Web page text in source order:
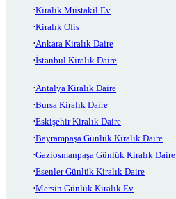
Kiralık Müstakil Ev
Kiralık Ofis
Ankara Kiralık Daire
İstanbul Kiralık Daire
Antalya Kiralık Daire
Bursa Kiralık Daire
Eskişehir Kiralık Daire
Bayrampaşa Günlük Kiralık Daire
Gaziosmanpaşa Günlük Kiralık Daire
Esenler Günlük Kiralık Daire
Mersin Günlük Kiralık Ev